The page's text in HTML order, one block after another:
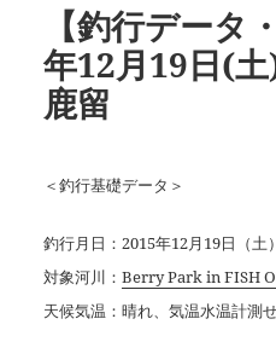
【釣行データ
年12月19日(
鹿留
＜釣行基礎データ＞
釣行月日：2015年12月19日（土）
対象河川： Berry Park in FISH
天候気温：晴れ、気温水温計測